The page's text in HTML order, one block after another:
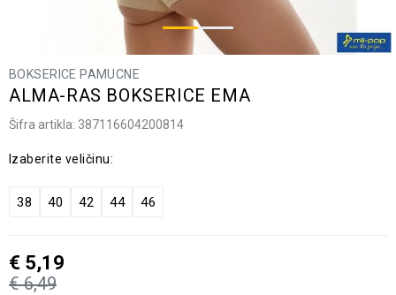
BOKSERICE PAMUCNE
ALMA-RAS BOKSERICE EMA
Šifra artikla: 387116604200814
Izaberite veličinu:
38 40 42 44 46
€ 6,49
€ 5,19